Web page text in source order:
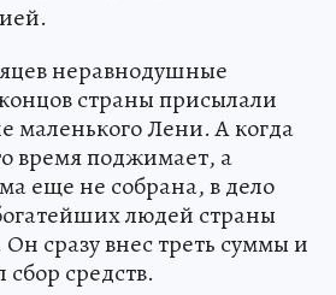
неравнодушные
страны присылали
маленького Лени. А когда
время поджимает, а
еще не собрана, в дело
людей страны
сразу внес треть суммы и
средств.